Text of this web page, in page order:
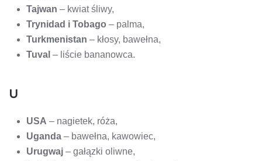
Tajwan – kwiat śliwy,
Trynidad i Tobago – palma,
Turkmenistan – kłosy, bawełna,
Tuval – liście bananowca.
U
USA – nagietek, róża,
Uganda – bawełna, kawowiec,
Urugwaj – gałązki oliwne,